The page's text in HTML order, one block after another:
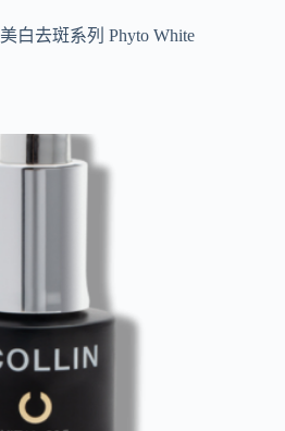
美白去斑系列 Phyto White